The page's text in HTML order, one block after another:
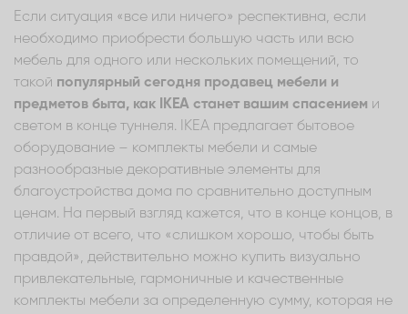
Если ситуация «все или ничего» респективна, если
необходимо приобрести большую часть или всю
мебель для одного или нескольких помещений, то
такой популярный сегодня продавец мебели и
предметов быта, как IKEA станет вашим спасением и
светом в конце туннеля. IKEA предлагает бытовое
оборудование – комплекты мебели и самые
разнообразные декоративные элементы для
благоустройства дома по сравнительно доступным
ценам. На первый взгляд кажется, что в конце концов, в
отличие от всего, что «слишком хорошо, чтобы быть
правдой», действительно можно купить визуально
привлекательные, гармоничные и качественные
комплекты мебели за определенную сумму, которая не